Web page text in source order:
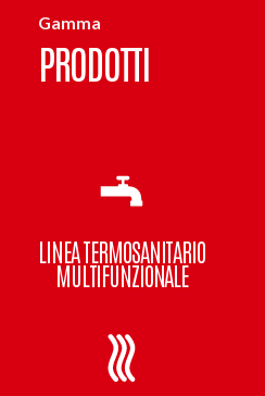
Gamma
PRODOTTI
LINEA TERMOSANITARIO
MULTIFUNZIONALE